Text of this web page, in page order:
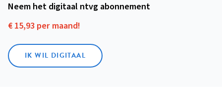
Neem het digitaal ntvg abonnement
€ 15,93 per maand!
IK WIL DIGITAAL